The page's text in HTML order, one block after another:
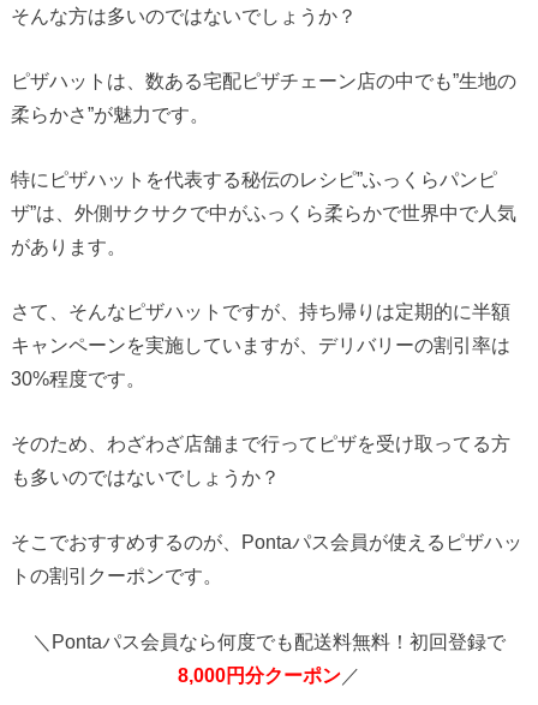
そんな方は多いのではないでしょうか？
ピザハットは、数ある宅配ピザチェーン店の中でも”生地の
柔らかさ”が魅力です。
特にピザハットを代表する秘伝のレシピ”ふっくらパンピ
ザ”は、外側サクサクで中がふっくら柔らかで世界中で人気
があります。
さて、そんなピザハットですが、持ち帰りは定期的に半額
キャンペーンを実施していますが、デリバリーの割引率は
30%程度です。
そのため、わざわざ店舗まで行ってピザを受け取ってる方
も多いのではないでしょうか？
そこでおすすめするのが、Pontaパス会員が使えるピザハッ
トの割引クーポンです。
＼Pontaパス会員なら何度でも配送料無料！初回登録で
8,000円分クーポン／